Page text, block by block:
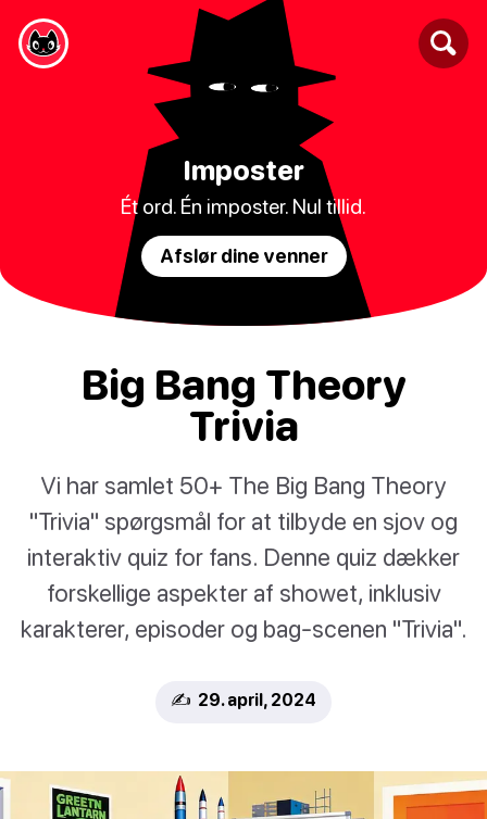
Imposter
Ét ord. Én imposter. Nul tillid.
Afslør dine venner
Big Bang Theory
Trivia
Vi har samlet 50+ The Big Bang Theory
"Trivia" spørgsmål for at tilbyde en sjov og
interaktiv quiz for fans. Denne quiz dækker
forskellige aspekter af showet, inklusiv
karakterer, episoder og bag-scenen "Trivia".
✍️ 29. april, 2024